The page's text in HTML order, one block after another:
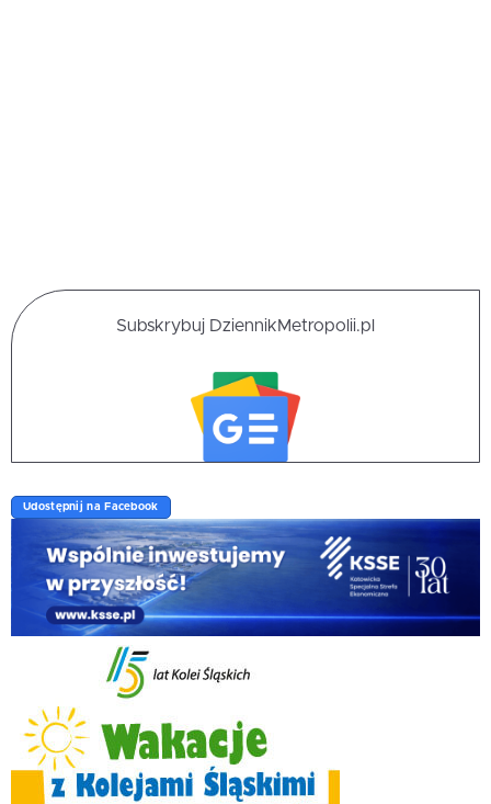
Subskrybuj DziennikMetropolii.pl
Udostępnij na Facebook